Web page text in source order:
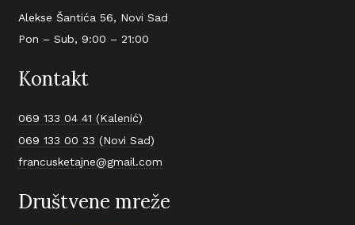
Alekse Šantića 56, Novi Sad
Pon – Sub, 9:00 – 21:00
Kontakt
069 133 04 41 (Kalenić)
069 133 00 33 (Novi Sad)
francusketajne@gmail.com
Društvene mreže